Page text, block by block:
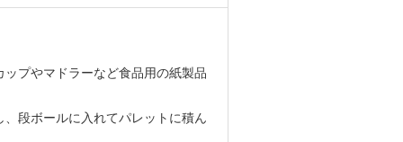
プやマドラーなど食品用の紙製品
段ボールに入れてパレットに積ん